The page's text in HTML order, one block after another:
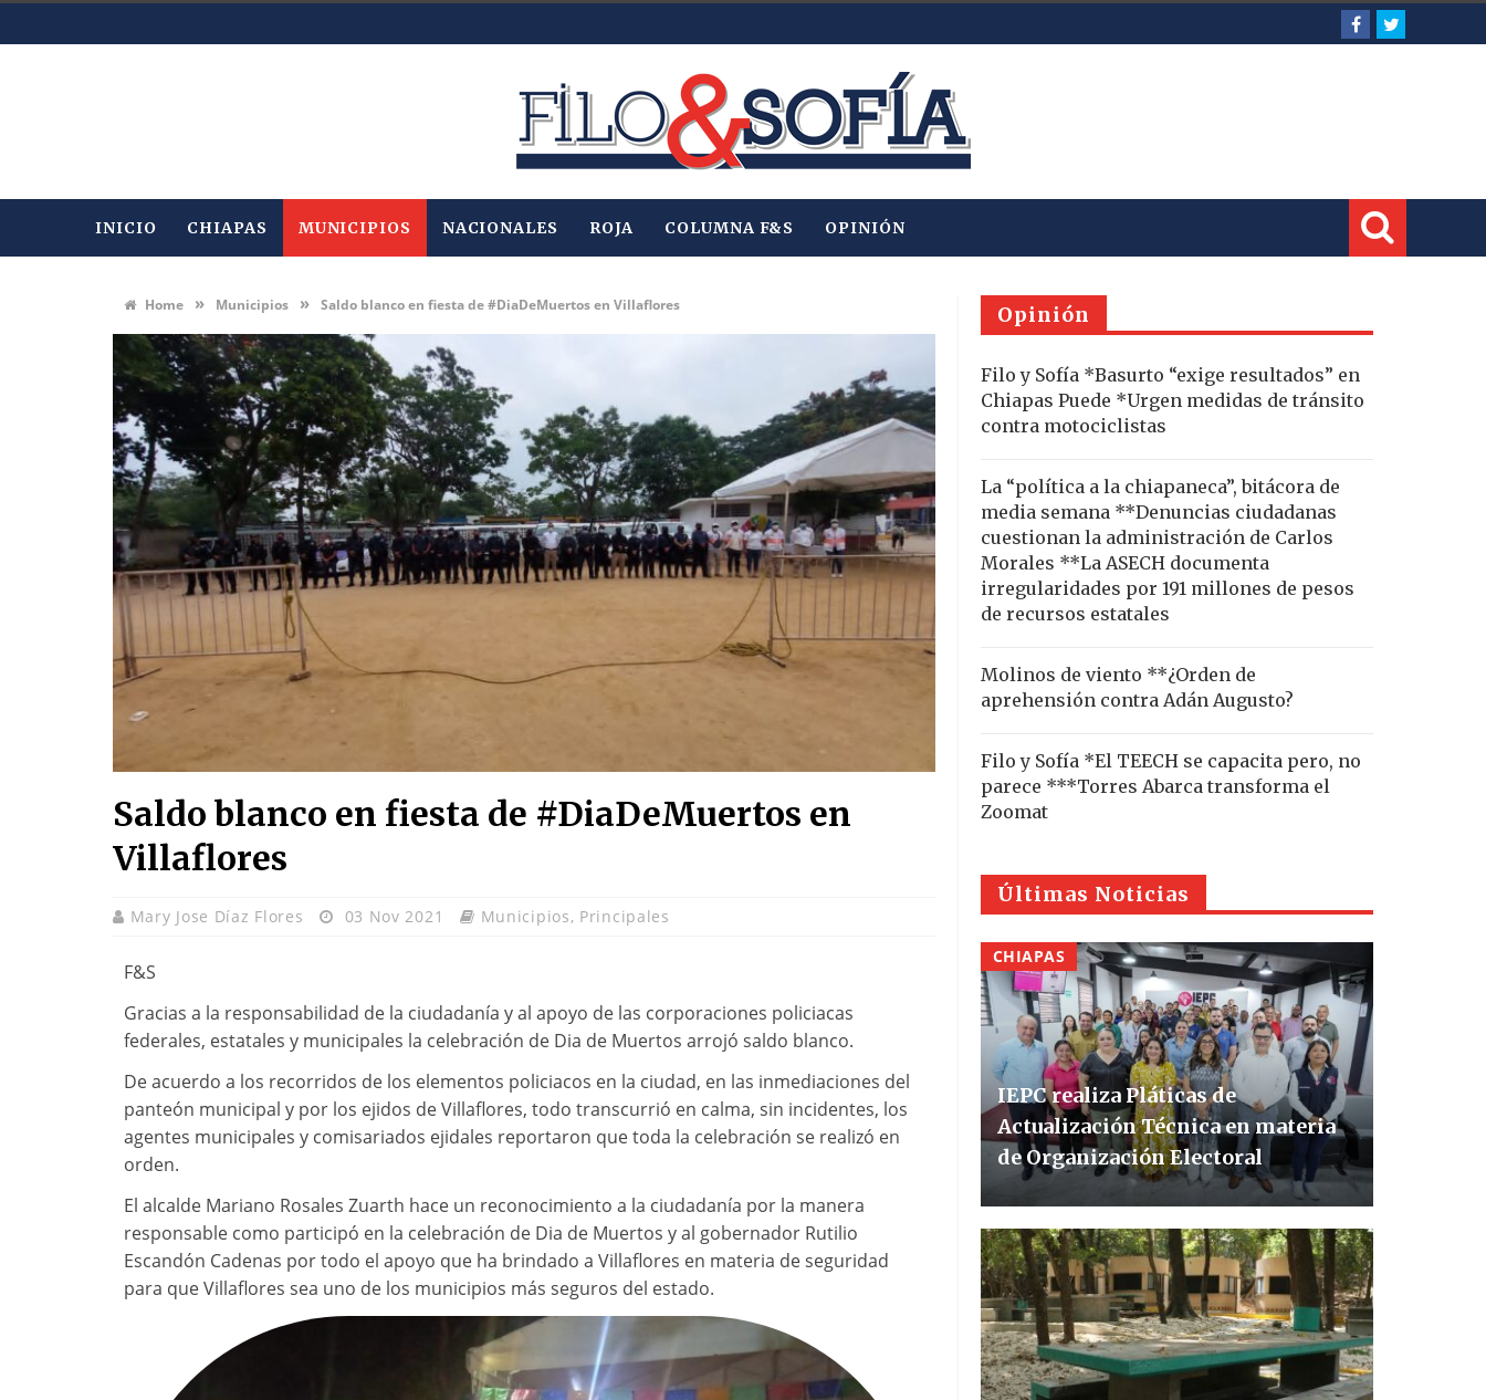
INICIO CHIAPAS MUNICIPIOS NACIONALES ROJA COLUMNA F&S OPINIÓN
Home » Municipios » Saldo blanco en fiesta de #DiaDeMuertos en Villaflores
Saldo blanco en fiesta de #DiaDeMuertos en
Villaflores
Mary Jose Díaz Flores 03 Nov 2021 Municipios, Principales
F&S
Gracias a la responsabilidad de la ciudadanía y al apoyo de las corporaciones policiacas
federales, estatales y municipales la celebración de Dia de Muertos arrojó saldo blanco.
De acuerdo a los recorridos de los elementos policiacos en la ciudad, en las inmediaciones del
panteón municipal y por los ejidos de Villaflores, todo transcurrió en calma, sin incidentes, los
agentes municipales y comisariados ejidales reportaron que toda la celebración se realizó en
orden.
El alcalde Mariano Rosales Zuarth hace un reconocimiento a la ciudadanía por la manera
responsable como participó en la celebración de Dia de Muertos y al gobernador Rutilio
Escandón Cadenas por todo el apoyo que ha brindado a Villaflores en materia de seguridad
para que Villaflores sea uno de los municipios más seguros del estado.
Opinión
Filo y Sofía *Basurto “exige resultados” en
Chiapas Puede *Urgen medidas de tránsito
contra motociclistas
La “política a la chiapaneca”, bitácora de
media semana **Denuncias ciudadanas
cuestionan la administración de Carlos
Morales **La ASECH documenta
irregularidades por 191 millones de pesos
de recursos estatales
Molinos de viento **¿Orden de
aprehensión contra Adán Augusto?
Filo y Sofía *El TEECH se capacita pero, no
parece ***Torres Abarca transforma el
Zoomat
Últimas Noticias
CHIAPAS
IEPC realiza Pláticas de
Actualización Técnica en materia
de Organización Electoral